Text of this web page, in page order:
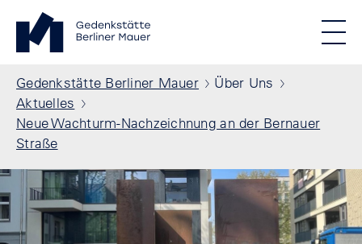
Direkt zum Inhalt
Standortmenu
Show locations
STIFTUNG BERLINER MAUER
Alle Standorte
Gedenkstätte Berliner Mauer Startseite
Pfadnavigation
Gedenkstätte Berliner Mauer
Über Uns
Aktuelles
Neue Wachturm-Nachzeichnung an der Bernauer
Straße